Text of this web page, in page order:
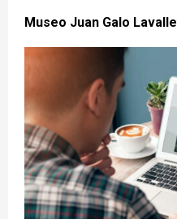
Museo Juan Galo Lavalle